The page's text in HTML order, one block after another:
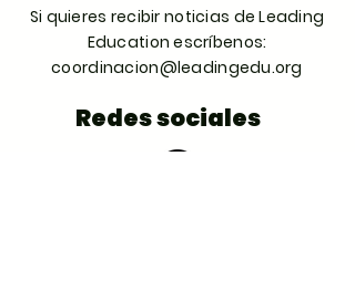
Si quieres recibir noticias de Leading
Education escríbenos:
coordinacion@leadingedu.org
Redes sociales